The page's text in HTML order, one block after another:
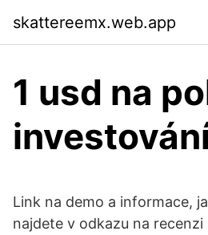
skattereemx.web.app
1 usd na
Link na demo a informace,
najdete v odkazu na recenzi